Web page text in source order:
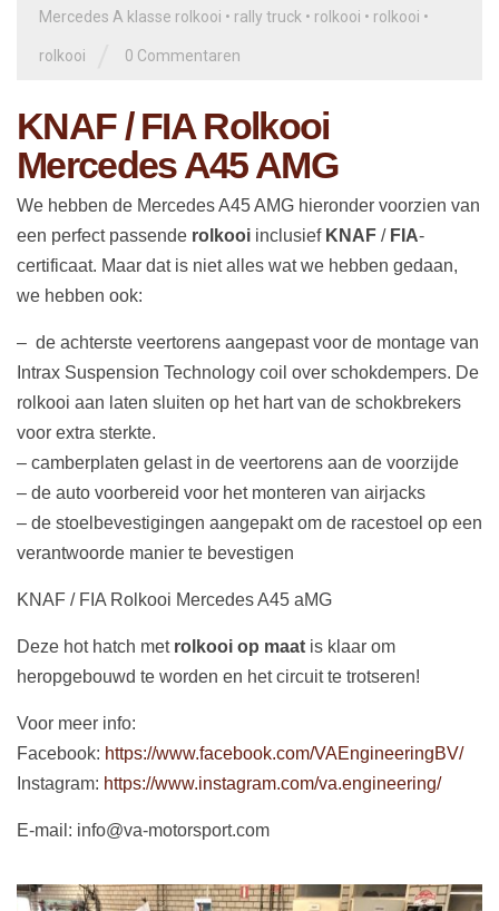
Mercedes A klasse rolkooi • rally truck • rolkooi • rolkooi •
rolkooi 0 Commentaren
KNAF / FIA Rolkooi
Mercedes A45 AMG
We hebben de Mercedes A45 AMG hieronder voorzien van
een perfect passende rolkooi inclusief KNAF / FIA-
certificaat. Maar dat is niet alles wat we hebben gedaan,
we hebben ook:
– de achterste veertorens aangepast voor de montage van
Intrax Suspension Technology coil over schokdempers. De
rolkooi aan laten sluiten op het hart van de schokbrekers
voor extra sterkte.
– camberplaten gelast in de veertorens aan de voorzijde
– de auto voorbereid voor het monteren van airjacks
– de stoelbevestigingen aangepakt om de racestoel op een
verantwoorde manier te bevestigen
KNAF / FIA Rolkooi Mercedes A45 aMG
Deze hot hatch met rolkooi op maat is klaar om
heropgebouwd te worden en het circuit te trotseren!
Voor meer info:
Facebook: https://www.facebook.com/VAEngineeringBV/
Instagram: https://www.instagram.com/va.engineering/
E-mail: info@va-motorsport.com